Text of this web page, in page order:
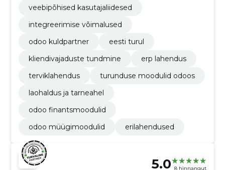
veebipõhised kasutajaliidesed
integreerimise võimalused
odoo kuldpartner
eesti turul
kliendivajaduste tundmine
erp lahendus
terviklahendus
turunduse moodulid odoos
laohaldus ja tarneahel
odoo finantsmoodulid
odoo müügimoodulid
erilahendused
5.0 8 hinnangut